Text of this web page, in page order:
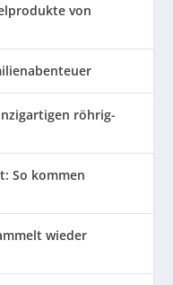
von
röhrig-
So kommen
wieder